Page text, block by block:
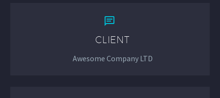


CLIENT
Awesome Company LTD